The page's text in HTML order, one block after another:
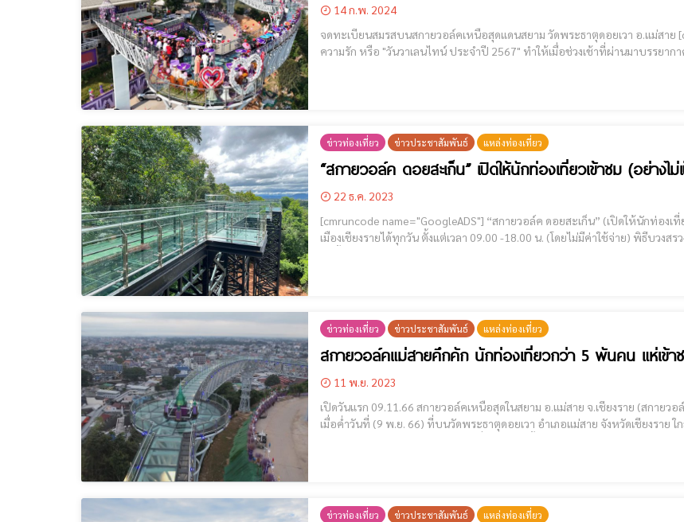
14 ก.พ. 2024
จดทะเบียนสมรสบนสกายวอล์คเหนือสุดแดนสยาม วัดพระธาตุดอยเวา อ.แม่สาย [cmruncode name="GoogleADS"] เนื่องจากวันนี้เป็นวันแห่ง
ความรัก หรือ "วันวาเลนไทน์ ประจำปี 2567" ทำให้เมื่อช่วงเช้าที่ผ่านมาบรรยากาศบน "วัดพระธาตุดอยเวา" มีความคึกคักและอบอวลไปด้วยความ
ข่าวท่องเที่ยว ข่าวประชาสัมพันธ์ แหล่งท่องเที่ยว
“สกายวอล์ค ดอยสะเก็น” เปิดให้นักท่องเที่ยวเข้าชม (อย่างไ
22 ธ.ค. 2023
[cmruncode name="GoogleADS"] “สกายวอล์ค ดอยสะเก็น” (เปิดให้นักท่องเที่ยวเข้าชมอย่างไม่เป็นทางการ) สามารถขึ้นไปชมทัศนียภาพของ
เมืองเชียงรายได้ทุกวัน ตั้งแต่เวลา 09.00 -18.00 น. (โดยไม่มีค่าใช้จ่าย) พิธีบวงสรวงพระธาตุดอยสะเก็น เตรียมเปิด “สกายวอล์ค ดอยสะเก็น” โดยใน
ข่าวท่องเที่ยว ข่าวประชาสัมพันธ์ แหล่งท่องเที่ยว
สกายวอล์คแม่สายคึกคัก นักท่องเที่ยวกว่า 5 พันคน แห่เข้า
11 พ.ย. 2023
เปิดวันแรก 09.11.66 สกายวอล์คเหนือสุดในสยาม อ.แม่สาย จ.เชียงราย (สกายวอล์ควัดพระธาตุดอยเวา)
เมื่อค่ำวันที่ (9 พ.ย. 66) ที่บนวัดพระธาตุดอยเวา อำเภอแม่สาย จังหวัดเชียงรา
ข่าวท่องเที่ยว ข่าวประชาสัมพันธ์ แหล่งท่องเที่ยว